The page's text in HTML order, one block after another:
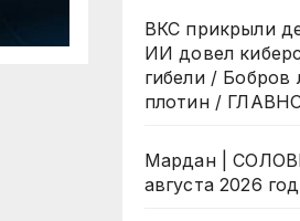
ВКС прикрыли
ИИ довел
гибели /
плотин /
Мардан |
августа 2026